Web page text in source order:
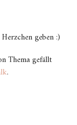
geben :)
Thema gefällt
.